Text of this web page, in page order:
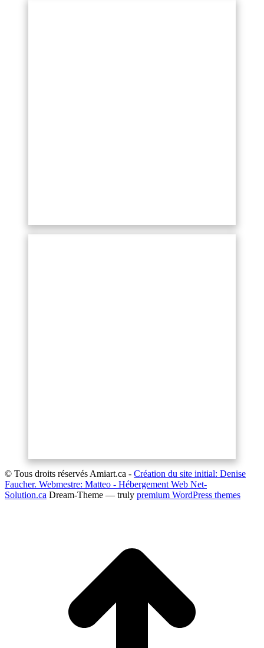
© Tous droits réservés Amiart.ca - Création du site initial: Denise
Faucher. Webmestre: Matteo - Hébergement Web Net-
Solution.ca Dream-Theme — truly premium WordPress themes